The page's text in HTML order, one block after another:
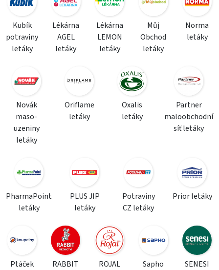
Kubík
potraviny
letáky
Lékárna
AGEL
letáky
Lékárna
LEMON
letáky
Můj
Obchod
letáky
Norma
letáky
Novák
maso-
uzeniny
letáky
Oriflame
letáky
Oxalis
letáky
Partner
maloobchodní
síť letáky
PharmaPoint
letáky
PLUS JIP
letáky
Potraviny
CZ letáky
Prior letáky
Ptáček
RABBIT
ROJAL
Sapho
SENESI